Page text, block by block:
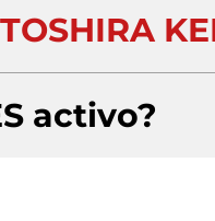
TOSHIRA
activo?